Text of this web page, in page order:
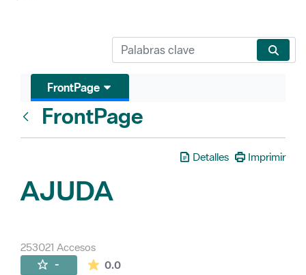
FrontPage
FrontPage
Detalles Imprimir
AJUDA
253021 Accesos
- 0.0La valoración media es de 0 estrellas de